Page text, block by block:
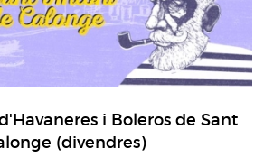
i Boleros de Sant
(divendres)